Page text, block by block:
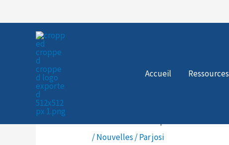
au
Accueil Ressources
/Nouvelles / Parjosi